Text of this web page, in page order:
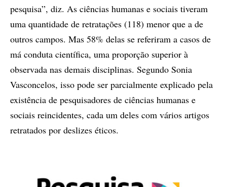
pesquisa”, diz. As ciências humanas e sociais tiveram
uma quantidade de retratações (118) menor que a de
outros campos. Mas 58% delas se referiram a casos de
má conduta científica, uma proporção superior à
observada nas demais disciplinas. Segundo Sonia
Vasconcelos, isso pode ser parcialmente explicado pela
existência de pesquisadores de ciências humanas e
sociais reincidentes, cada um deles com vários artigos
retratados por deslizes éticos.